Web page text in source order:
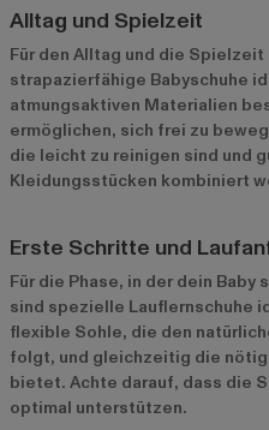
Alltag und Spielzeit
Für den Alltag und die
strapazierfähige Babyschuhe
atmungsaktiven Materialien
ermöglichen, sich frei zu
die leicht zu reinigen sind und
Kleidungsstücken kombiniert
Erste Schritte und
Für die Phase, in der dein
sind spezielle Lauflernschuhe
flexible Sohle, die den
folgt, und gleichzeitig die
bietet. Achte darauf, dass die
optimal unterstützen.